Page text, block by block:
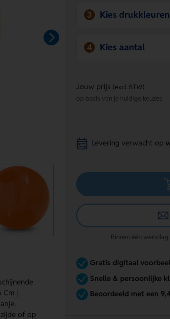
|
of op
3 Kies drukkleuren
4 Kies aantal
Jouw prijs (excl. BTW)
op basis van je huidige keuzes
Levering verwacht op
Binnen één
Gratis digitaal
Snelle & persoonlijke
Beoordeeld met een